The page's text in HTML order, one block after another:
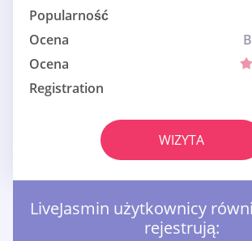
Popularność
Ocena
Ocena
Registration
WIZYTA
LiveJasmin użytkownicy
rejestrują: